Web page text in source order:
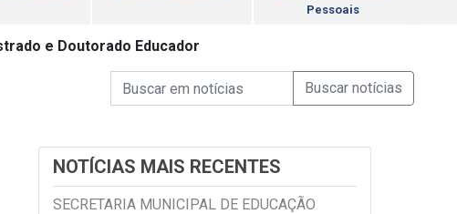
Pessoais
e Doutorado Educador
Campo de Busca de Notícias
Campo de Busca de informaçõesEnviar a Busca de
NOTÍCIAS MAIS RECENTES
SECRETARIA MUNICIPAL DE EDUCAÇÃO